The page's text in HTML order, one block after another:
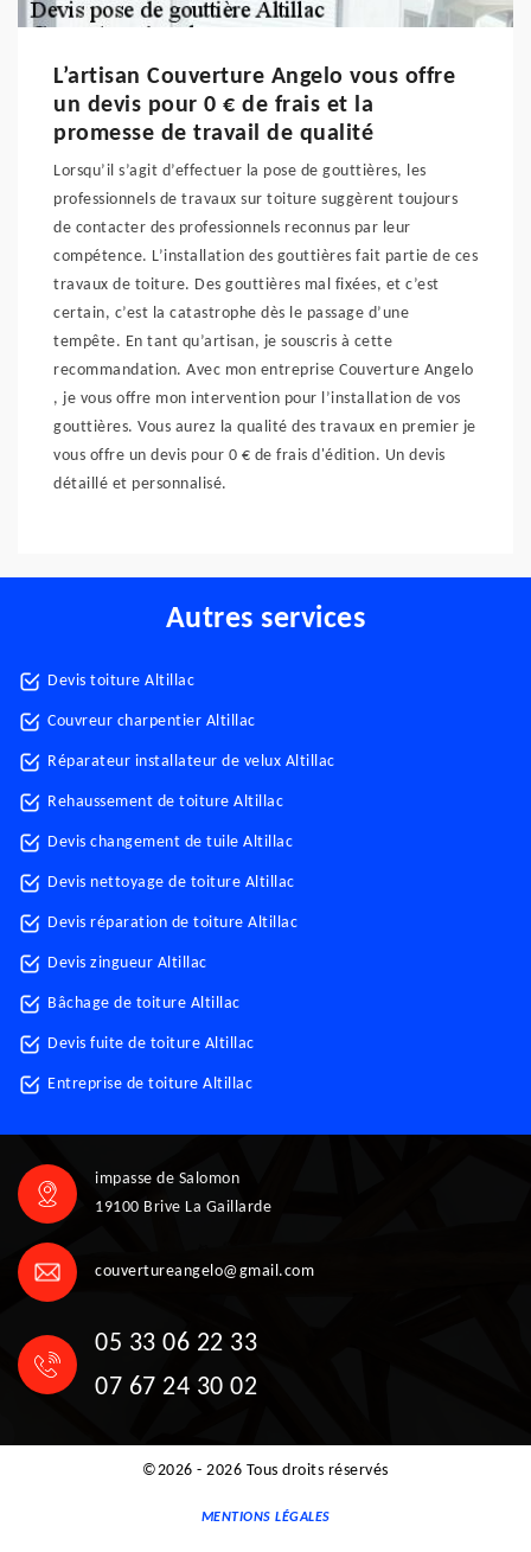
L’artisan Couverture Angelo vous offre
un devis pour 0 € de frais et la
promesse de travail de qualité
Lorsqu’il s’agit d’effectuer la pose de gouttières, les
professionnels de travaux sur toiture suggèrent toujours
de contacter des professionnels reconnus par leur
compétence. L’installation des gouttières fait partie de ces
travaux de toiture. Des gouttières mal fixées, et c’est
certain, c’est la catastrophe dès le passage d’une
tempête. En tant qu’artisan, je souscris à cette
recommandation. Avec mon entreprise Couverture Angelo
, je vous offre mon intervention pour l’installation de vos
gouttières. Vous aurez la qualité des travaux en premier je
vous offre un devis pour 0 € de frais d'édition. Un devis
détaillé et personnalisé.
Autres services
Devis toiture Altillac
Couvreur charpentier Altillac
Réparateur installateur de velux Altillac
Rehaussement de toiture Altillac
Devis changement de tuile Altillac
Devis nettoyage de toiture Altillac
Devis réparation de toiture Altillac
Devis zingueur Altillac
Bâchage de toiture Altillac
Devis fuite de toiture Altillac
Entreprise de toiture Altillac
impasse de Salomon
19100 Brive La Gaillarde
couvertureangelo@gmail.com
05 33 06 22 33
07 67 24 30 02
©2026 - 2026 Tous droits réservés
MENTIONS LÉGALES